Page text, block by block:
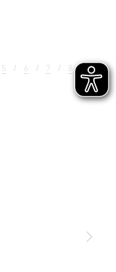
5 6 7 8 9